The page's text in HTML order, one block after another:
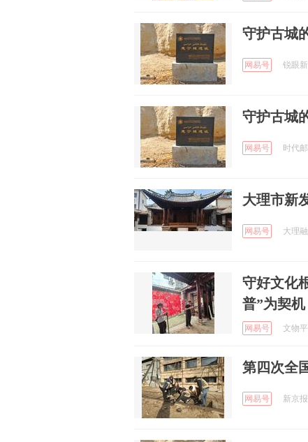
守护古城
网易号 锐眼
守护古城
网易号 时代
大理市新
网易号 大理
守好文化
普”为契
网易号 文物
第四次全
网易号 新京